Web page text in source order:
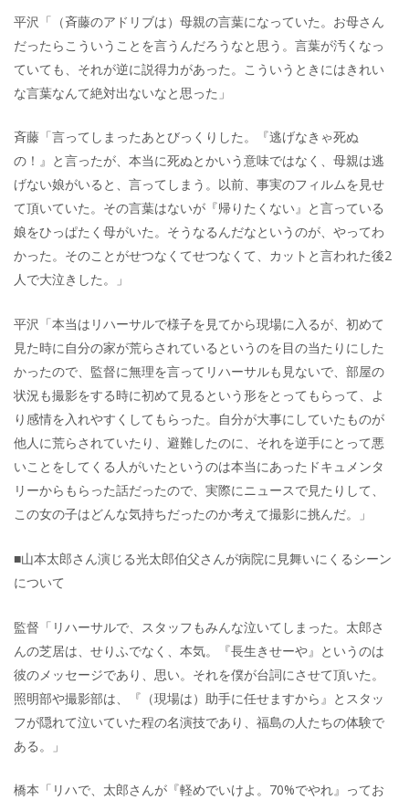
平沢「（斉藤のアドリブは）母親の言葉になっていた。お母さん
だったらこういうことを言うんだろうなと思う。言葉が汚くなっ
ていても、それが逆に説得力があった。こういうときにはきれい
な言葉なんて絶対出ないなと思った」
斉藤「言ってしまったあとびっくりした。『逃げなきゃ死ぬ
の！』と言ったが、本当に死ぬとかいう意味ではなく、母親は逃
げない娘がいると、言ってしまう。以前、事実のフィルムを見せ
て頂いていた。その言葉はないが『帰りたくない』と言っている
娘をひっぱたく母がいた。そうなるんだなというのが、やってわ
かった。そのことがせつなくてせつなくて、カットと言われた後2
人で大泣きした。」
平沢「本当はリハーサルで様子を見てから現場に入るが、初めて
見た時に自分の家が荒らされているというのを目の当たりにした
かったので、監督に無理を言ってリハーサルも見ないで、部屋の
状況も撮影をする時に初めて見るという形をとってもらって、よ
り感情を入れやすくしてもらった。自分が大事にしていたものが
他人に荒らされていたり、避難したのに、それを逆手にとって悪
いことをしてくる人がいたというのは本当にあったドキュメンタ
リーからもらった話だったので、実際にニュースで見たりして、
この女の子はどんな気持ちだったのか考えて撮影に挑んだ。」
■山本太郎さん演じる光太郎伯父さんが病院に見舞いにくるシーン
について
監督「リハーサルで、スタッフもみんな泣いてしまった。太郎さ
んの芝居は、せりふでなく、本気。『長生きせーや』というのは
彼のメッセージであり、思い。それを僕が台詞にさせて頂いた。
照明部や撮影部は、『（現場は）助手に任せますから』とスタッ
フが隠れて泣いていた程の名演技であり、福島の人たちの体験で
ある。」
橋本「リハで、太郎さんが『軽めでいけよ。70%でやれ』ってお